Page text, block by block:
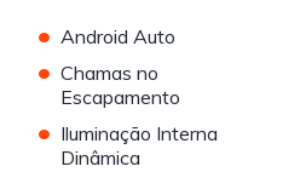
• Android Auto
• Chamas no
Escapamento
• Iluminação Interna
Dinâmica